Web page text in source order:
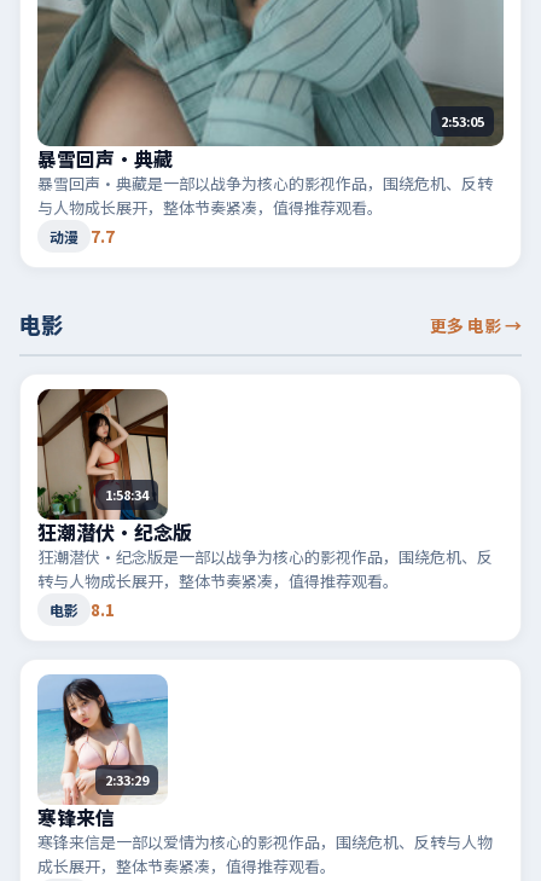
2:53:05
暴雪回声·典藏
暴雪回声·典藏是一部以战争为核心的影视作品，围绕危机、反转
与人物成长展开，整体节奏紧凑，值得推荐观看。
动漫 7.7
电影 更多 电影→
1:58:34
狂潮潜伏·纪念版
狂潮潜伏·纪念版是一部以战争为核心的影视作品，围绕危机、反
转与人物成长展开，整体节奏紧凑，值得推荐观看。
电影 8.1
2:33:29
寒锋来信
寒锋来信是一部以爱情为核心的影视作品，围绕危机、反转与人物
成长展开，整体节奏紧凑，值得推荐观看。